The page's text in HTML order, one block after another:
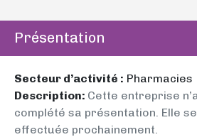
Présentation
Secteur d’activité : Pharmacies
Description: Cette entreprise
complété sa présentation. Elle
effectuée prochainement.